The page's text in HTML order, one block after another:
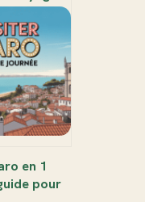
pour
et
en 1
pour